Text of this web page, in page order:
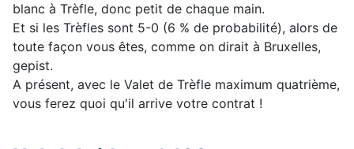
blanc à Trèfle, donc petit de chaque main.
Et si les Trèfles sont 5-0 (6 % de probabilité), alors de
toute façon vous êtes, comme on dirait à Bruxelles,
gepist.
A présent, avec le Valet de Trèfle maximum quatrième,
vous ferez quoi qu'il arrive votre contrat !